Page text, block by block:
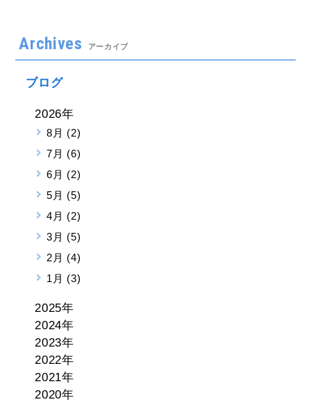
Archives アーカイブ
ブログ
2026年
8月 (2)
7月 (6)
6月 (2)
5月 (5)
4月 (2)
3月 (5)
2月 (4)
1月 (3)
2025年
2024年
2023年
2022年
2021年
2020年